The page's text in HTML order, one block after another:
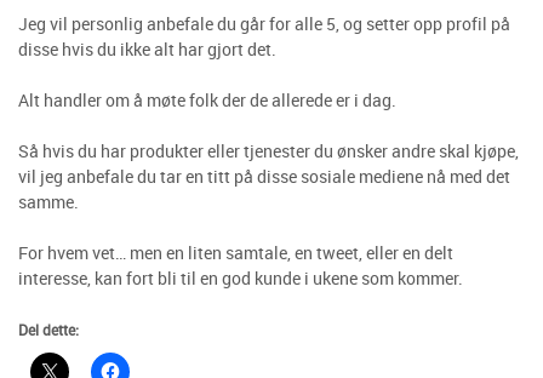
Jeg vil personlig anbefale du går for alle 5, og setter opp profil på
disse hvis du ikke alt har gjort det.
Alt handler om å møte folk der de allerede er i dag.
Så hvis du har produkter eller tjenester du ønsker andre skal kjøpe,
vil jeg anbefale du tar en titt på disse sosiale mediene nå med det
samme.
For hvem vet… men en liten samtale, en tweet, eller en delt
interesse, kan fort bli til en god kunde i ukene som kommer.
Del dette: